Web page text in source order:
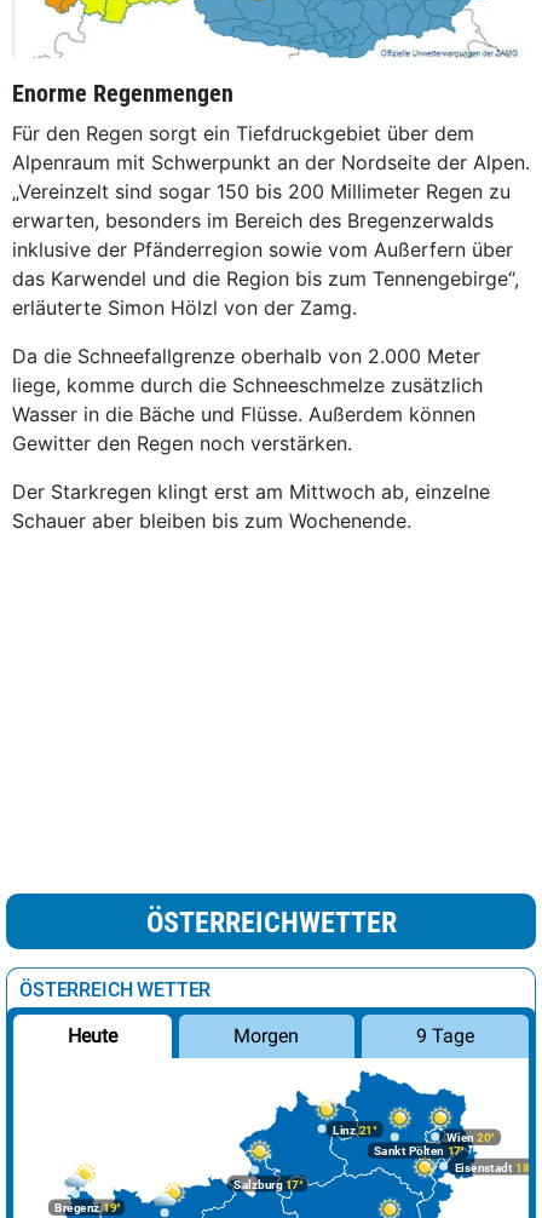
Enorme Regenmengen
Für den Regen sorgt ein Tiefdruckgebiet über dem
Alpenraum mit Schwerpunkt an der Nordseite der Alpen.
„Vereinzelt sind sogar 150 bis 200 Millimeter Regen zu
erwarten, besonders im Bereich des Bregenzerwalds
inklusive der Pfänderregion sowie vom Außerfern über
das Karwendel und die Region bis zum Tennengebirge“,
erläuterte Simon Hölzl von der Zamg.
Da die Schneefallgrenze oberhalb von 2.000 Meter
liege, komme durch die Schneeschmelze zusätzlich
Wasser in die Bäche und Flüsse. Außerdem können
Gewitter den ­Regen noch verstärken.
Der Starkregen klingt erst am Mittwoch ab, einzelne
Schauer aber bleiben bis zum Wochenende.
ÖSTERREICHWETTER
ÖSTERREICH WETTER
Heute Morgen 9 Tage
Bregenz19°
Linz21°
Salzburg17°
Wien 20°
Eisenstadt 18°
Sankt Pölten 17°